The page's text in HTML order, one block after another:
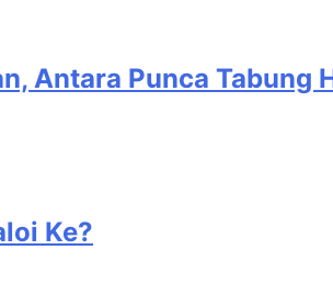
Antara Punca Tabung
Ke?